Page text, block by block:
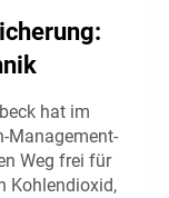
hat im
Management-
Weg frei für
Kohlendioxid,